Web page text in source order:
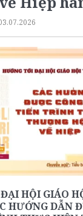
HỘI GIÁO
HƯỚNG DẪN